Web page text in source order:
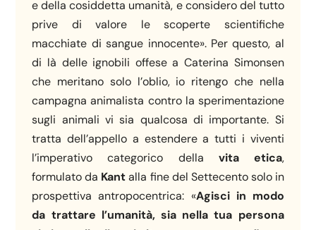
e della cosiddetta umanità, e considero del tutto
prive di valore le scoperte scientifiche
macchiate di sangue innocente». Per questo, al
di là delle ignobili offese a Caterina Simonsen
che meritano solo l’oblio, io ritengo che nella
campagna animalista contro la sperimentazione
sugli animali vi sia qualcosa di importante. Si
tratta dell’appello a estendere a tutti i viventi
l’imperativo categorico della vita etica,
formulato da Kantalla fine del Settecento solo in
prospettiva antropocentrica: «Agisci in modo
da trattare l’umanità, sia nella tua persona